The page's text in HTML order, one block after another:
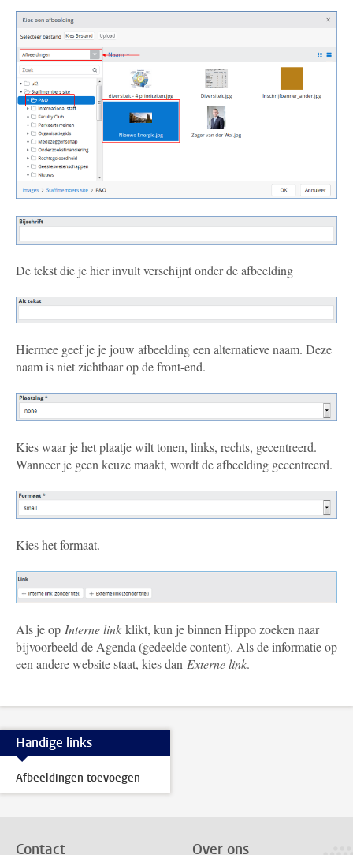
De tekst die je hier invult verschijnt onder de afbeelding
Hiermee geef je je jouw afbeelding een alternatieve naam. Deze
naam is niet zichtbaar op de front-end.
Kies waar je het plaatje wilt tonen, links, rechts, gecentreerd.
Wanneer je geen keuze maakt, wordt de afbeelding gecentreerd.
Kies het formaat.
Als je op Interne link klikt, kun je binnen Hippo zoeken naar
bijvoorbeeld de Agenda (gedeelde content). Als de informatie op
een andere website staat, kies dan Externe link.
Handige links
Afbeeldingen toevoegen
Contact Over ons